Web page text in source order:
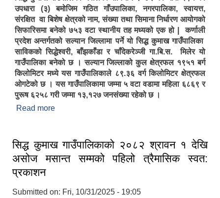
उपधारा (३) बमोजिम गठित गाँउपालिका, नगरपालिका, स्वायत्त,
संरक्षित वा बिशेष क्षेत्रको नाम, संख्या तथा सिमाना निर्धारण आयोगको
सिफारिसमा बनेको ७५३ वटा स्थानीय तह मध्यको एक हो | कर्णाली
प्रदेश अन्तर्गतको सल्यान जिल्लामा पर्ने यो सिद्ध कुमाख गाउँपालिका
साविकको सिद्धेश्वरी, बाँझकाँडा र चाँदेकरेञ्जी गा.बि.स. मिलेर यो
गाउँपालिका बनेको छ । सल्यान जिल्लाको कुल क्षेत्रफल १९५१ बर्ग
किलोमिटर मध्ये यस गाउँपालिकाले ८९.३६ वर्ग किलोमिटर क्षेत्रफल
ओगटेको छ । यस गाउँपालिकामा जम्मा ५ वटा वडामा महिला ६८६९ र
पुरूष ६२५८ गरी जम्मा १३,१२७ जनसंख्या रहेको छ ।
Read more
सिद्ध कुमाख गाउँपालिकाको २०८२ श्रावन १ देखि
असोज मसान्त सम्मको पहिलो त्रैमासिक स्वत:
प्रकाशन
Submitted on: Fri, 10/31/2025 - 19:05